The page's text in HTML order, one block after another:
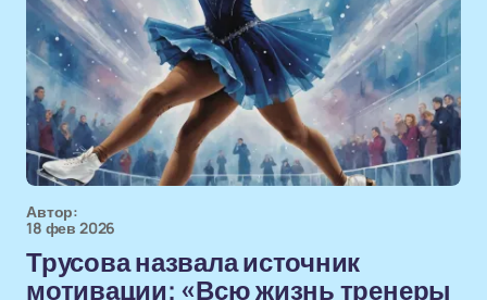
Автор:
18 фев 2026
Трусова назвала источник
мотивации: «Всю жизнь тренеры